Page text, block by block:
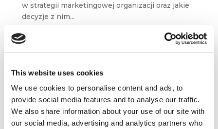
This website uses cookies
We use cookies to personalise content and ads, to
provide social media features and to analyse our traffic.
We also share information about your use of our site with
our social media, advertising and analytics partners who
w strategii marketingowej organizacji oraz jakie
decyzje z nim...
Dane kontaktowe

questus
ul. Organizacji WiN 83/7